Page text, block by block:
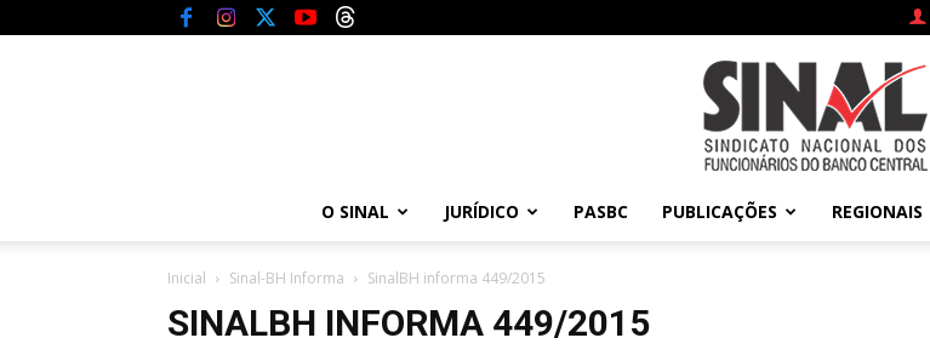
O SINAL JURÍDICO PASBC PUBLICAÇÕES REGIONAIS
Inicial Sinal-BH Informa SinalBH informa 449/2015
SINALBH INFORMA 449/2015